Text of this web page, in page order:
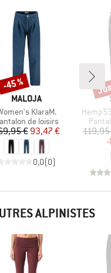
MARQUE
MALOJA
KlaraM.
group
de loisirs
Prix
€Prix réduit
93,47 €
0,0(0)
-45 %
Article
ALPINISTES